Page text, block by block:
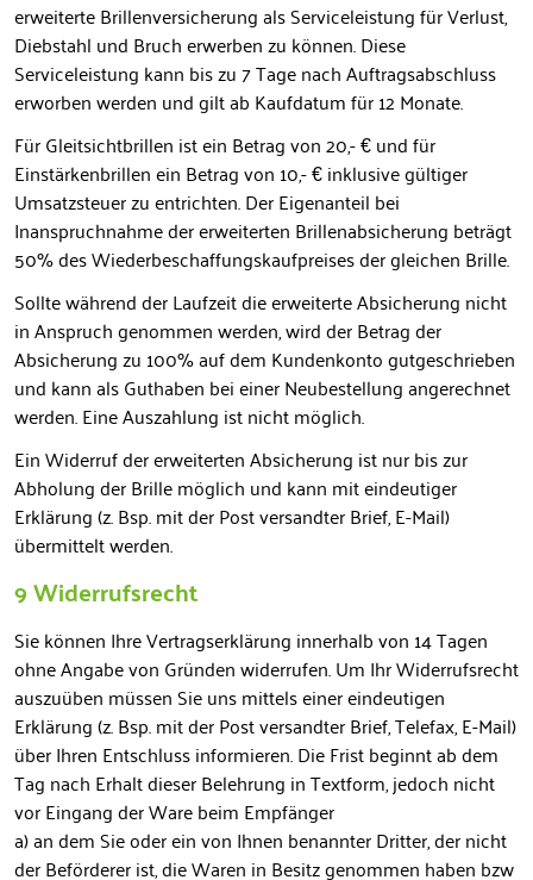
erweiterte Brillenversicherung als Serviceleistung für Verlust,
Diebstahl und Bruch erwerben zu können. Diese
Serviceleistung kann bis zu 7 Tage nach Auftragsabschluss
erworben werden und gilt ab Kaufdatum für 12 Monate.
Für Gleitsichtbrillen ist ein Betrag von 20,- € und für
Einstärkenbrillen ein Betrag von 10,- € inklusive gültiger
Umsatzsteuer zu entrichten. Der Eigenanteil bei
Inanspruchnahme der erweiterten Brillenabsicherung beträgt
50% des Wiederbeschaffungskaufpreises der gleichen Brille.
Sollte während der Laufzeit die erweiterte Absicherung nicht
in Anspruch genommen werden, wird der Betrag der
Absicherung zu 100% auf dem Kundenkonto gutgeschrieben
und kann als Guthaben bei einer Neubestellung angerechnet
werden. Eine Auszahlung ist nicht möglich.
Ein Widerruf der erweiterten Absicherung ist nur bis zur
Abholung der Brille möglich und kann mit eindeutiger
Erklärung (z. Bsp. mit der Post versandter Brief, E-Mail)
übermittelt werden.
9 Widerrufsrecht
Sie können Ihre Vertragserklärung innerhalb von 14 Tagen
ohne Angabe von Gründen widerrufen. Um Ihr Widerrufsrecht
auszuüben müssen Sie uns mittels einer eindeutigen
Erklärung (z. Bsp. mit der Post versandter Brief, Telefax, E-Mail)
über Ihren Entschluss informieren. Die Frist beginnt ab dem
Tag nach Erhalt dieser Belehrung in Textform, jedoch nicht
vor Eingang der Ware beim Empfänger
a) an dem Sie oder ein von Ihnen benannter Dritter, der nicht
der Beförderer ist, die Waren in Besitz genommen haben bzw